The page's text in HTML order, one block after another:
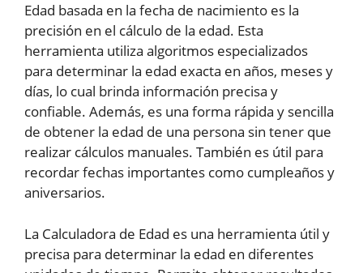
Edad basada en la fecha de nacimiento es la
precisión en el cálculo de la edad. Esta
herramienta utiliza algoritmos especializados
para determinar la edad exacta en años, meses y
días, lo cual brinda información precisa y
confiable. Además, es una forma rápida y sencilla
de obtener la edad de una persona sin tener que
realizar cálculos manuales. También es útil para
recordar fechas importantes como cumpleaños y
aniversarios.
La Calculadora de Edad es una herramienta útil y
precisa para determinar la edad en diferentes